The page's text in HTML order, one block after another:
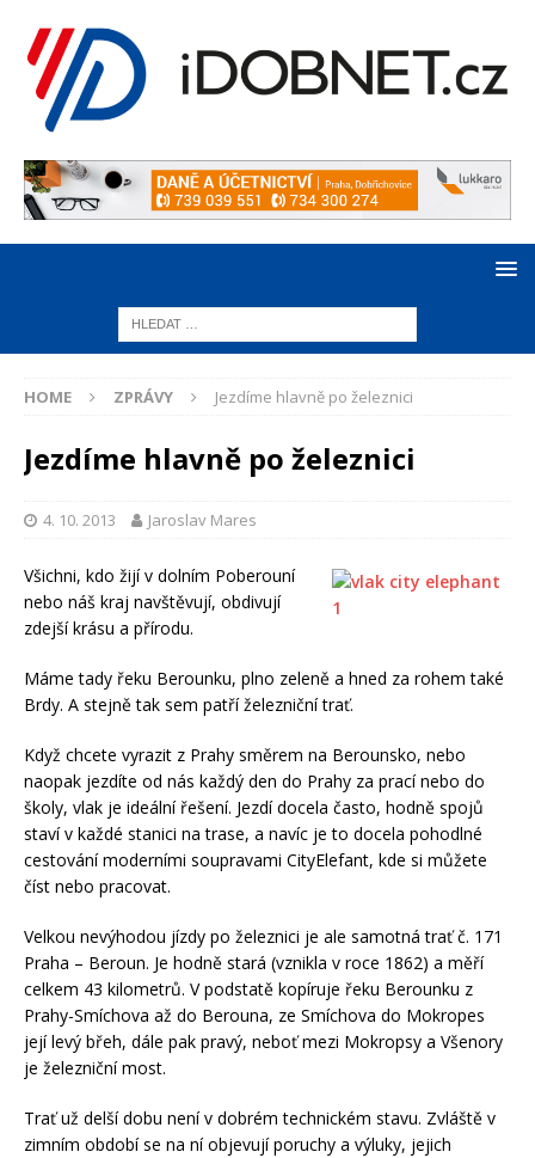
HOME ZPRÁVY Jezdíme hlavně po železnici
Jezdíme hlavně po železnici
4. 10. 2013 Jaroslav Mares
Všichni, kdo žijí v dolním Poberouní
nebo náš kraj navštěvují, obdivují
zdejší krásu a přírodu.
Máme tady řeku Berounku, plno zeleně a hned za rohem také
Brdy. A stejně tak sem patří železniční trať.
Když chcete vyrazit z Prahy směrem na Berounsko, nebo
naopak jezdíte od nás každý den do Prahy za prací nebo do
školy, vlak je ideální řešení. Jezdí docela často, hodně spojů
staví v každé stanici na trase, a navíc je to docela pohodlné
cestování moderními soupravami CityElefant, kde si můžete
číst nebo pracovat.
Velkou nevýhodou jízdy po železnici je ale samotná trať č. 171
Praha – Beroun. Je hodně stará (vznikla v roce 1862) a měří
celkem 43 kilometrů. V podstatě kopíruje řeku Berounku z
Prahy-Smíchova až do Berouna, ze Smíchova do Mokropes
její levý břeh, dále pak pravý, neboť mezi Mokropsy a Všenory
je železniční most.
Trať už delší dobu není v dobrém technickém stavu. Zvláště v
zimním období se na ní objevují poruchy a výluky, jejich